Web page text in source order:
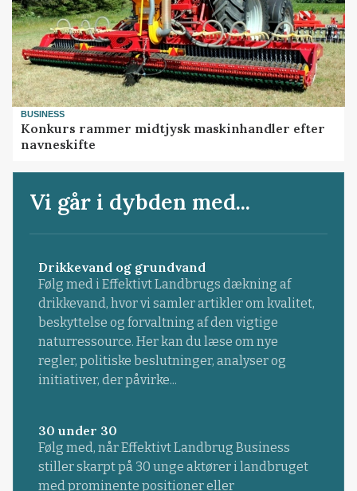
BUSINESS
Konkurs rammer midtjysk maskinhandler efter
navneskifte
Vi går i dybden med...
Drikkevand og grundvand
Følg med i Effektivt Landbrugs dækning af
drikkevand, hvor vi samler artikler om kvalitet,
beskyttelse og forvaltning af den vigtige
naturressource. Her kan du læse om nye
regler, politiske beslutninger, analyser og
initiativer, der påvirke...
30 under 30
Følg med, når Effektivt Landbrug Business
stiller skarpt på 30 unge aktører i landbruget
med prominente positioner eller